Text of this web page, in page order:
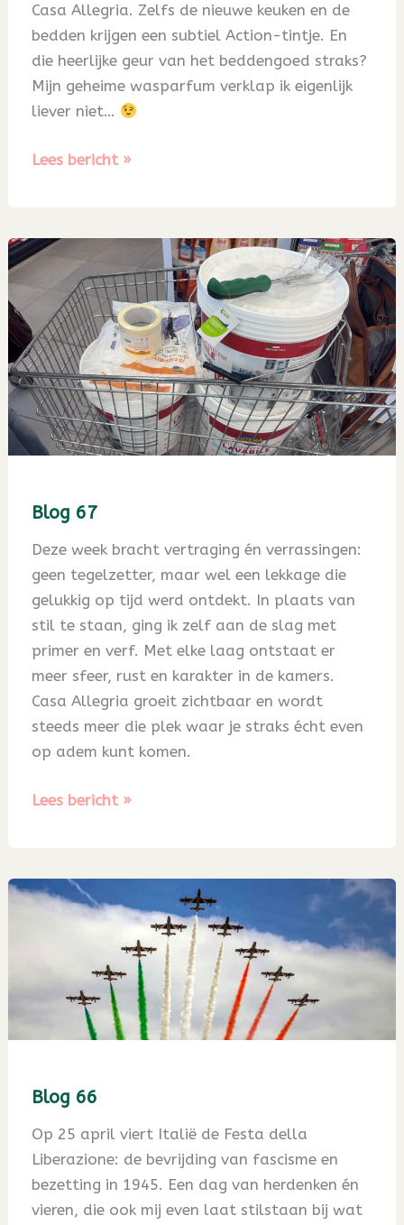
Casa Allegria. Zelfs de nieuwe keuken en de
bedden krijgen een subtiel Action-tintje. En
die heerlijke geur van het beddengoed straks?
Mijn geheime wasparfum verklap ik eigenlijk
liever niet…
Blog
Lees bericht »
Blog 67
Deze week bracht vertraging én verrassingen:
geen tegelzetter, maar wel een lekkage die
gelukkig op tijd werd ontdekt. In plaats van
stil te staan, ging ik zelf aan de slag met
primer en verf. Met elke laag ontstaat er
meer sfeer, rust en karakter in de kamers.
Casa Allegria groeit zichtbaar en wordt
steeds meer die plek waar je straks écht even
op adem kunt komen.
Blog
Lees bericht »
Blog 66
Op 25 april viert Italië de Festa della
Liberazione: de bevrijding van fascisme en
bezetting in 1945. Een dag van herdenken én
vieren, die ook mij even laat stilstaan bij wat